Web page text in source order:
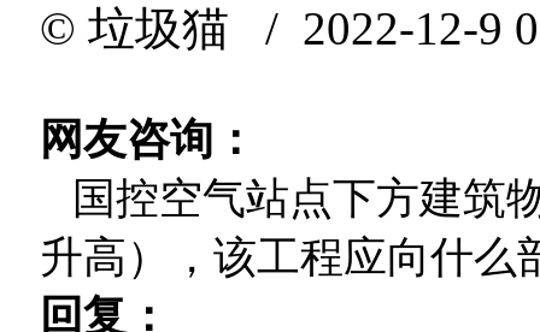
© 垃圾猫 / 2022-12-9
网友咨询：
国控空气站点下方建筑
升高），该工程应向什么
回复：